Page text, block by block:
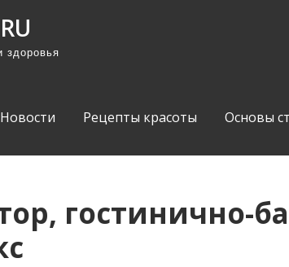
здоровья
Новости Рецепты красоты Основы
гостинично-